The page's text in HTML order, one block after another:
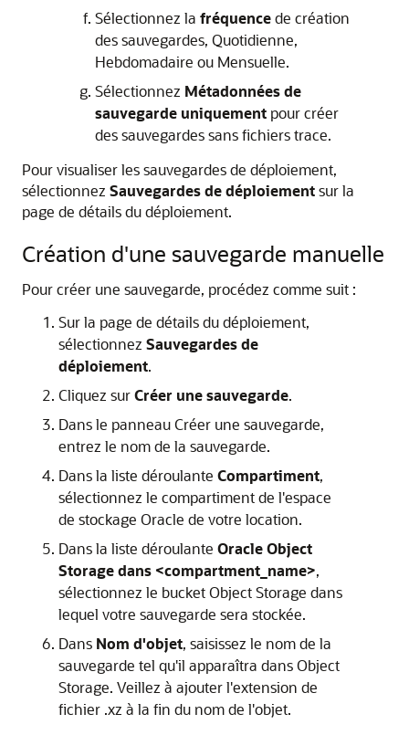
Sélectionnez la fréquencede création
des sauvegardes, Quotidienne,
Hebdomadaire ou Mensuelle.
Sélectionnez Métadonnées de
sauvegarde uniquement pour créer
des sauvegardes sans fichiers trace.
Pour visualiser les sauvegardes de déploiement,
sélectionnez Sauvegardes de déploiementsur la
page de détails du déploiement.
Création d'une sauvegarde manuelle
Pour créer une sauvegarde, procédez comme suit :
Sur la page de détails du déploiement,
sélectionnez Sauvegardes de
déploiement.
Cliquez surCréer une sauvegarde.
Dans le panneau Créer une sauvegarde,
entrez le nom de la sauvegarde.
Dans la liste déroulante Compartiment,
sélectionnez le compartiment de l'espace
de stockage Oracle de votre location.
Dans la liste déroulante Oracle Object
Storage dans <compartment_name>,
sélectionnez le bucket Object Storage dans
lequel votre sauvegarde sera stockée.
Dans Nom d'objet, saisissez le nom de la
sauvegarde tel qu'il apparaîtra dans Object
Storage. Veillez à ajouter l'extension de
fichier .xz à la fin du nom de l'objet.